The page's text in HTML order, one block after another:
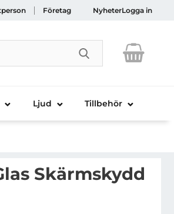
Företag NyheterLogga in
Genomför
Ljud Tillbehör
Skärmskydd